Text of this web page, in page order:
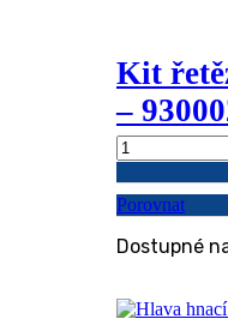
Kit
–
Kit
řetězového
dopravníku
-
množství
Porovnat
Dostupné